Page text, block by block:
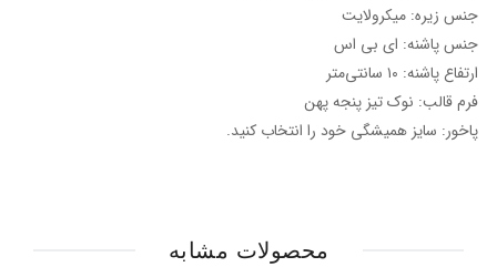
جنس زیره: میکرولایت
جنس پاشنه: ای بی اس
ارتفاع پاشنه: ۱۰ سانتی‌متر
فرم قالب: نوک تیز پنجه پهن
پاخور: سایز همیشگی خود را انتخاب کنید.
محصولات مشابه